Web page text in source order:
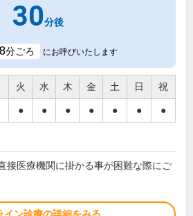
30分後
8分ごろ にお呼びいたします
火 水 木 金 土 日 祝
● ● ● ● ● ● ●
接医療機関に掛かる事が困難な際にご